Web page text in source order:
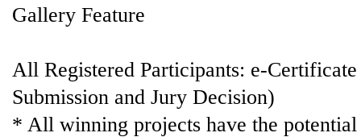
Gallery Feature
All Registered Participants: e-
Submission and Jury Decision)
* All winning projects have the potential